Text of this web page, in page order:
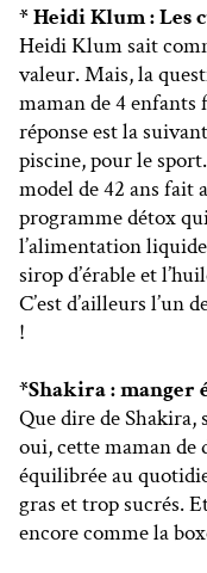
* Heidi Klum : Les
Heidi Klum sait
valeur. Mais, la
maman de 4
réponse est la
piscine, pour le
model de 42 ans fait
programme détox
l’alimentation
sirop d’érable et
C’est d’ailleurs l’un
!
*Shakira : manger
Que dire de Shakira,
oui, cette maman de
équilibrée au
gras et trop sucrés.
encore comme la